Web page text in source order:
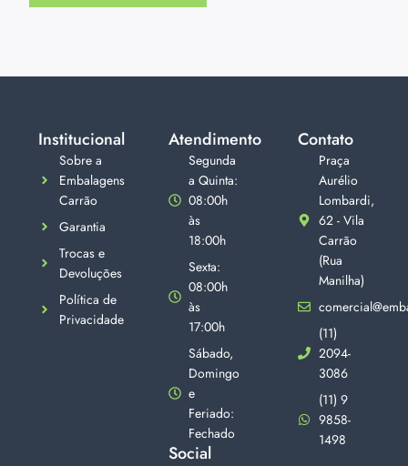
Institucional
Sobre a
Embalagens
Carrão
Garantia
Trocas e
Devoluções
Política de
Privacidade
Atendimento
Segunda
a Quinta:
08:00h
às
18:00h
Sexta:
08:00h
às
17:00h
Sábado,
Domingo
e
Feriado:
Fechado
Social
Contato
Praça
Aurélio
Lombardi,
62 - Vila
Carrão
(Rua
Manilha)
(11)
2094-
3086
(11) 9
9858-
1498